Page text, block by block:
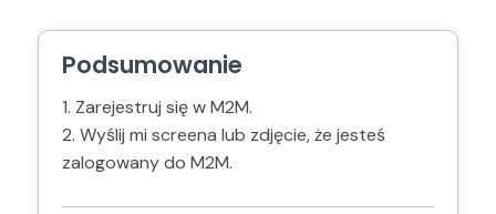
Podsumowanie
1. Zarejestruj się w M2M.
2. Wyślij mi screena lub zdjęcie, że jesteś
zalogowany do M2M.